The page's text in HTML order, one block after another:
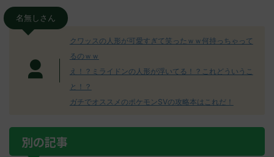
名無しさん
クワッスの人形が可愛すぎて笑ったｗｗ何持っちゃって
るのｗｗ
え！？ミライドンの人形が浮いてる！？これどういうこ
と！？
ガチでオススメのポケモンSVの攻略本はこれだ！
別の記事